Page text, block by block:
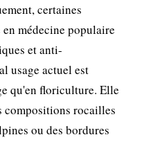
certaines
médecine populaire
et anti-
usage actuel est
qu'en floriculture. Elle
compositions rocailles
ou des bordures